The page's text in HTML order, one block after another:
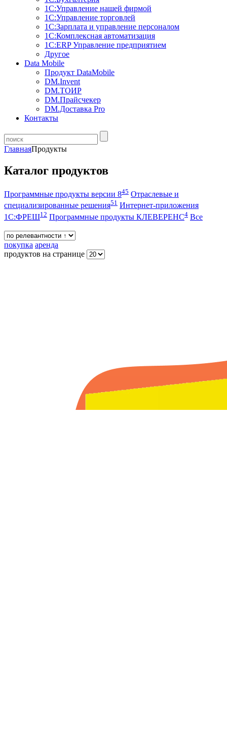
1С:Управление нашей фирмой
1С:Управление торговлей
1С:Зарплата и управление персоналом
1С:Комплексная автоматизация
1С:ERP Управление предприятием
Другое
Data Mobile
Продукт DataMobile
DM.Invent
DM.ТОИР
DM.Прайсчекер
DM.Доставка Pro
Контакты
ГлавнаяПродукты
Каталог продуктов
Программные продукты версии 845 Отраслевые и
специализированные решения51 Интернет-приложения
1С:ФРЕШ12 Программные продукты КЛЕВЕРЕНС4 Все
покупка аренда
продуктов на странице